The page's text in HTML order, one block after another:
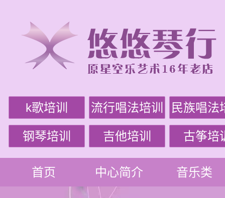
k歌培训 流行唱法培训 民族唱法
钢琴培训 吉他培训 古筝培
首页 中心简介 音乐类